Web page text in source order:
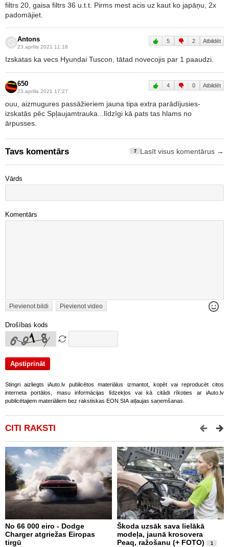
filtrs 20, gaisa filtrs 36 u.t.t. Pirms mest acis uz kaut ko japāņu, 2x
padomājiet.
Antons
23.aprīlis 2021 11:18
5 2 Atbildēt
Izskatas ka vecs Hyundai Tuscon, tātad novecojis par 1 paaudzi.
650
23.aprīlis 2021 17:27
4 0 Atbildēt
ouu, aizmugures passāžieriem jauna tipa extra parādījusies-
izskatās pēc Spļaujamtrauka...līdzīgi kā pats tas hlams no
ārpusses.
Tavs komentārs 7 Lasīt visus komentārus →
Vārds
Komentārs
Pievienot bildi Pievienot video
Drošības kods
Stingri aizliegts iAuto.lv publicētos materiālus izmantot, kopēt vai reproducēt citos
interneta portālos, masu informācijas līdzekļos vai kā citādi rīkoties ar iAuto.lv
publicētajiem materiāliem bez rakstiskas EON SIA atļaujas saņemšanas.
CITI RAKSTI
No 66 000 eiro - Dodge
Charger atgriežas Eiropas
tirgū
Škoda uzsāk sava lielākā
modeļa, jaunā krosovera
Peaq, ražošanu (+ FOTO)
1